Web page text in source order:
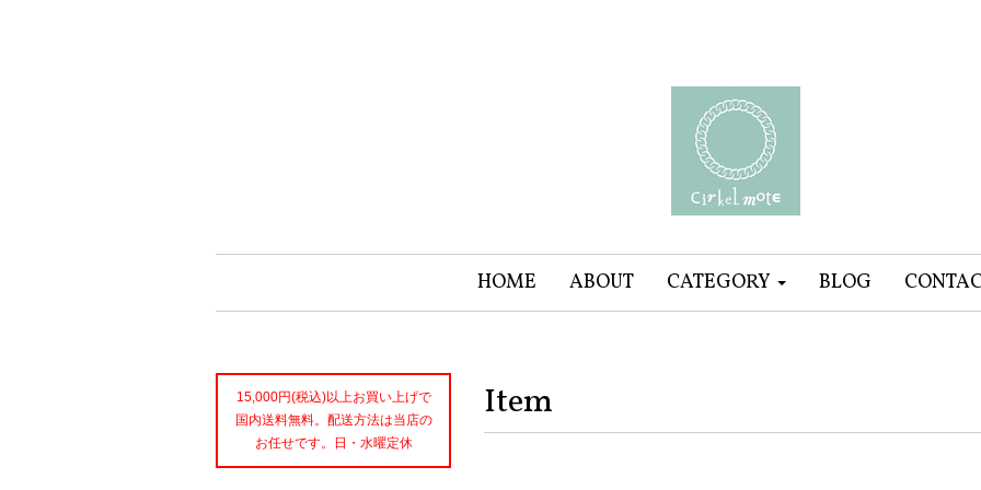
HOME ABOUT CATEGORY BLOG
Item
15,000円(税込)以上お買い上げで
国内送料無料。配送方法は当店の
お任せです。日・水曜定休